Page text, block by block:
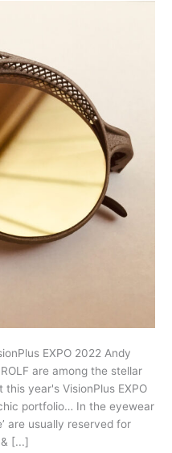
EXPO 2022 Andy
are among the stellar
year's VisionPlus EXPO
portfolio… In the eyewear
are usually reserved for
[...]